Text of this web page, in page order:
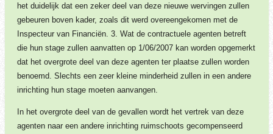
het duidelijk dat een zeker deel van deze nieuwe wervingen zullen
gebeuren boven kader, zoals dit werd overeengekomen met de
Inspecteur van Financiën. 3. Wat de contractuele agenten betreft
die hun stage zullen aanvatten op 1/06/2007 kan worden opgemerkt
dat het overgrote deel van deze agenten ter plaatse zullen worden
benoemd. Slechts een zeer kleine minderheid zullen in een andere
inrichting hun stage moeten aanvangen.
In het overgrote deel van de gevallen wordt het vertrek van deze
agenten naar een andere inrichting ruimschoots gecompenseerd